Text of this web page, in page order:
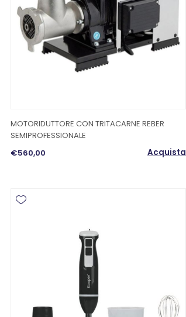
MOTORIDUTTORE CON TRITACARNE REBER
SEMIPROFESSIONALE
€560,00
Acquista